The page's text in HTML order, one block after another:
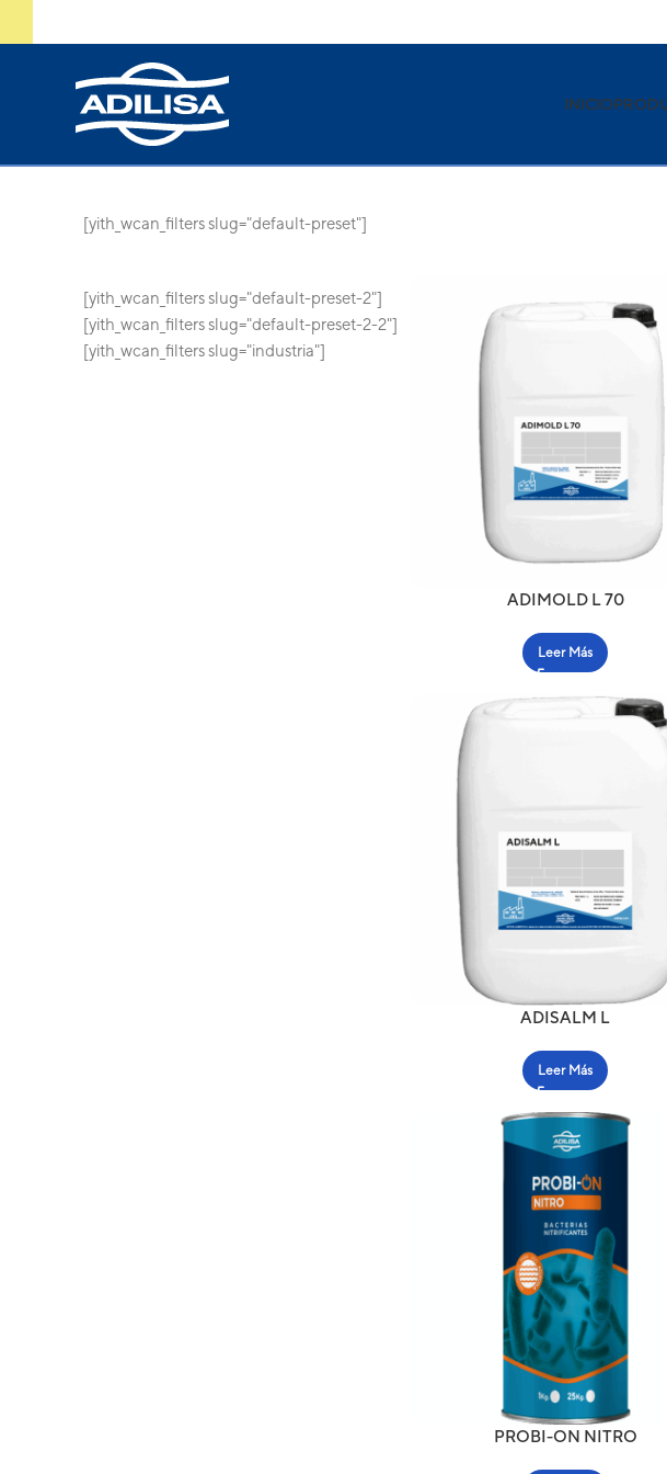
INICIO
[yith_wcan_filters slug="default-preset"]
[yith_wcan_filters slug="default-preset-2"]
[yith_wcan_filters slug="default-preset-2-2"]
[yith_wcan_filters slug="industria"]
ADIMOLD L 70
Leer Más
ADISALM L
Leer Más
PROBI-ON NITRO